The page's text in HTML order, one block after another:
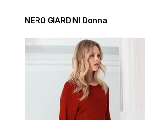
NERO GIARDINI Donna